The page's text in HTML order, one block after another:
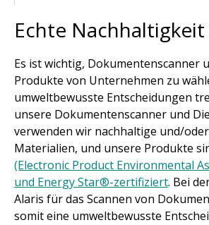
Echte Nachhaltigkeit
Es ist wichtig, Dokumentenscanner
Produkte von Unternehmen zu
umweltbewusste Entscheidungen
unsere Dokumentenscanner und
verwenden wir nachhaltige und/
Materialien, und unsere Produkte
(Electronic Product Environmental
und Energy Star®-zertifiziert. Bei
Alaris für das Scannen von
somit eine umweltbewusste